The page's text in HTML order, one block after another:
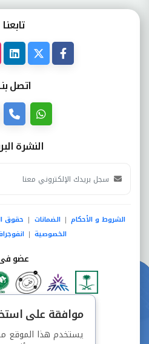
تابعنـا
اتصل
النشرة
الشروط و الأحكام | الضمانات | حقوق
الخصوصية |
عضو
دفع آمن منموافقة على